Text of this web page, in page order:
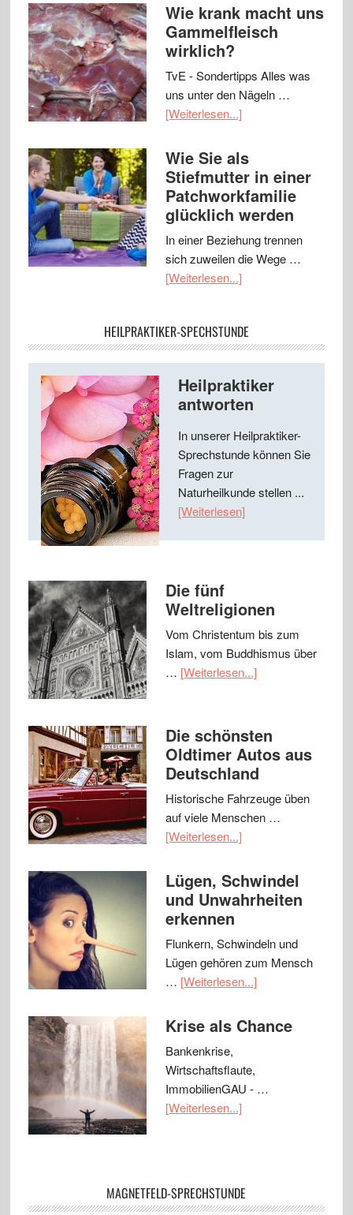
Wie krank macht uns
Gammelfleisch
wirklich?
TvE - Sondertipps Alles was
uns unter den Nägeln …
[Weiterlesen...]
Wie Sie als
Stiefmutter in einer
Patchworkfamilie
glücklich werden
In einer Beziehung trennen
sich zuweilen die Wege …
[Weiterlesen...]
HEILPRAKTIKER-SPECHSTUNDE
Heilpraktiker
antworten
In unserer Heilpraktiker-
Sprechstunde können Sie
Fragen zur
Naturheilkunde stellen ...
[Weiterlesen]
Die fünf
Weltreligionen
Vom Christentum bis zum
Islam, vom Buddhismus über
… [Weiterlesen...]
Die schönsten
Oldtimer Autos aus
Deutschland
Historische Fahrzeuge üben
auf viele Menschen …
[Weiterlesen...]
Lügen, Schwindel
und Unwahrheiten
erkennen
Flunkern, Schwindeln und
Lügen gehören zum Mensch
… [Weiterlesen...]
Krise als Chance
Bankenkrise,
Wirtschaftsflaute,
ImmobilienGAU - …
[Weiterlesen...]
MAGNETFELD-SPRECHSTUNDE